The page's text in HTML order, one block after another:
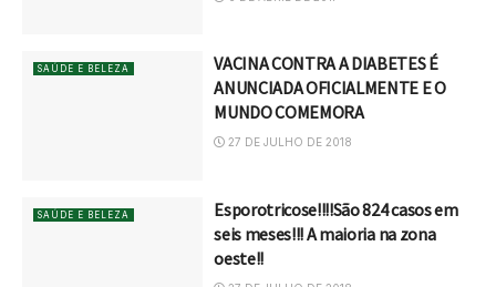
SAÚDE E BELEZA
VACINA CONTRA A DIABETES É
ANUNCIADA OFICIALMENTE E O
MUNDO COMEMORA
27 DE JULHO DE 2018
SAÚDE E BELEZA
Esporotricose!!!!São 824 casos em
seis meses!!! A maioria na zona
oeste!!